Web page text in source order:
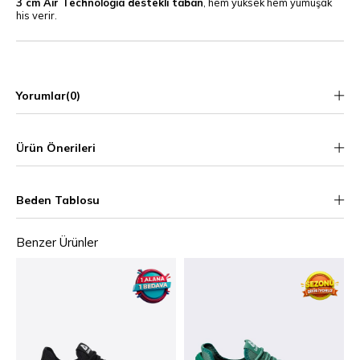
his verir.
Yorumlar(0)
Ürün Önerileri
Beden Tablosu
Benzer Ürünler